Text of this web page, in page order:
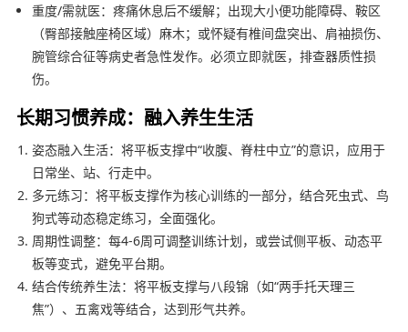
重度/需就医：疼痛休息后不缓解；出现大小便功能障碍、鞍区
（臀部接触座椅区域）麻木；或怀疑有椎间盘突出、肩袖损伤、
腕管综合征等病史者急性发作。必须立即就医，排查器质性损
伤。
长期习惯养成：融入养生生活
姿态融入生活：将平板支撑中“收腹、脊柱中立”的意识，应用于
日常坐、站、行走中。
多元练习：将平板支撑作为核心训练的一部分，结合死虫式、鸟
狗式等动态稳定练习，全面强化。
周期性调整：每4-6周可调整训练计划，或尝试侧平板、动态平
板等变式，避免平台期。
结合传统养生法：将平板支撑与八段锦（如“两手托天理三
焦”）、五禽戏等结合，达到形气共养。